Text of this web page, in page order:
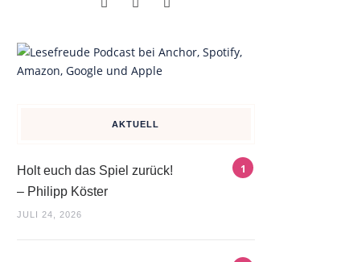
AKTUELL
Holt euch das Spiel zurück!
– Philipp Köster
JULI 24, 2026